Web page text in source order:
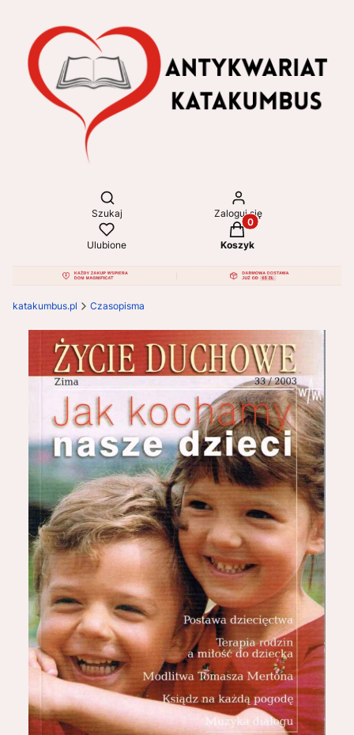
Otwórz wyszukiwarkę
Szukaj Zaloguj się
Ulubione
Produkty w koszyku:
Koszyk
katakumbus.pl Czasopisma